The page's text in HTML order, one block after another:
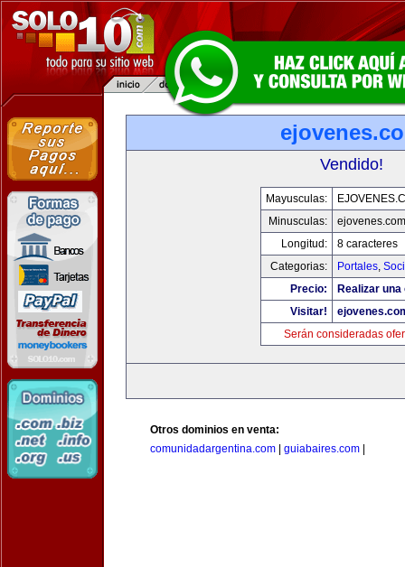
Vendido!
Mayusculas:
Minusculas:
ejovenes.com
Longitud:
8 caracteres
Categorias:
Portales,
Precio:
Realizar
Visitar!
Serán consideradas
Otros dominios en venta:
comunidadargentina.com
guiabaires.com